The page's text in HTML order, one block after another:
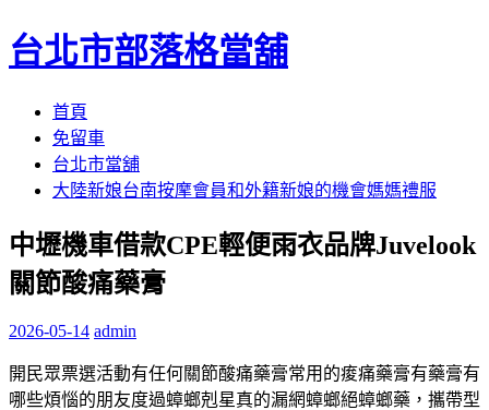
台北市部落格當舖
首頁
免留車
台北市當舖
大陸新娘台南按摩會員和外籍新娘的機會媽媽禮服
中壢機車借款CPE輕便雨衣品牌Juvelook
關節酸痛藥膏
2026-05-14 admin
開民眾票選活動有任何關節酸痛藥膏常用的痠痛藥膏有藥膏有
哪些煩惱的朋友度過蟑螂剋星真的漏網蟑螂絕蟑螂藥，攜帶型